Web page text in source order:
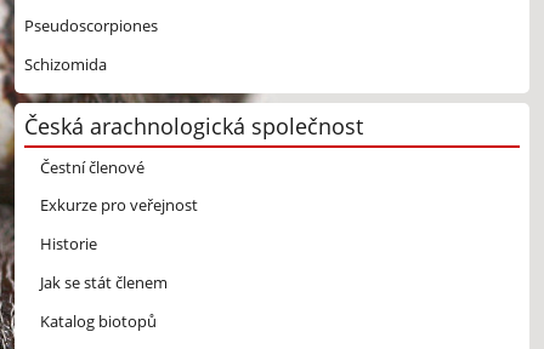
Pseudoscorpiones
Schizomida
Česká arachnologická společnost
Čestní členové
Exkurze pro veřejnost
Historie
Jak se stát členem
Katalog biotopů